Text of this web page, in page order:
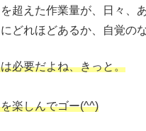
超えた作業量が、日々、あ
どれほどあるか、自覚の
必要だよね、きっと。
楽しんでゴー(^^)